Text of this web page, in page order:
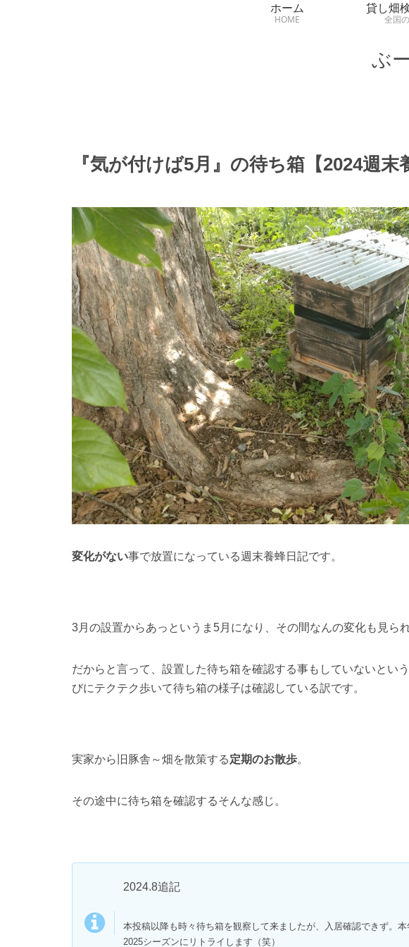
ぶ
ホーム
HOME
貸し畑
全国
『気が付けば5月』の待ち箱【2024週末
変化がない事で放置になっている週末養蜂日記です。
3月の設置からあっというま5月になり、その間なんの変化も見ら
だからと言って、設置した待ち箱を確認する事もしていないとい
びにテクテク歩いて待ち箱の様子は確認している訳です。
実家から旧豚舎～畑を散策する定期のお散歩。
その途中に待ち箱を確認するそんな感じ。
2024.8追記
本投稿以降も時々待ち箱を観察して来ましたが、入居確認できず。
2025シーズンにリトライします（笑）